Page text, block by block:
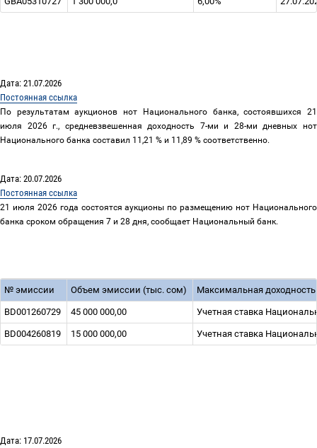
Дата: 21.07.2026
Постоянная ссылка
По результатам аукционов нот Национального банка, состоявшихся 21
июля 2026 г., средневзвешенная доходность 7-ми и 28-ми дневных нот
Национального банка составил 11,21 % и 11,89 % соответственно.
Дата: 20.07.2026
Постоянная ссылка
21 июля 2026 года состоятся аукционы по размещению нот Национального
банка сроком обращения 7 и 28 дня, сообщает Национальный банк.
№ эмиссии Объем эмиссии (тыс. сом) Максимальная
BD001260729 45 000 000,00 Учетная ставка
BD004260819 15 000 000,00 Учетная ставка
Дата: 17.07.2026